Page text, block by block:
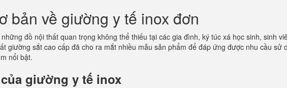
bản về giường y tế inox đơn
đồ nội thất quan trọng không thể thiếu tại các gia đình, ký túc xá học sinh, sinh
giường sắt cao cấp đã cho ra mắt nhiều mẫu sản phẩm để đáp ứng được nhu cầu sử
nổi bật.
giường y tế inox